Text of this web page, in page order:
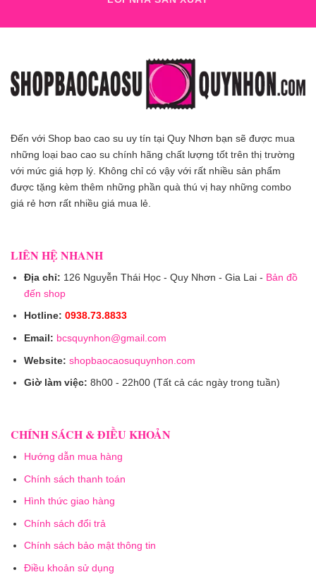
Đến với Shop bao cao su uy tín tại Quy Nhơn bạn sẽ được mua
những loại bao cao su chính hãng chất lượng tốt trên thị trường
với mức giá hợp lý. Không chỉ có vậy với rất nhiều sản phẩm
được tặng kèm thêm những phần quà thú vị hay những combo
giá rẻ hơn rất nhiều giá mua lẻ.
LIÊN HỆ NHANH
Địa chỉ: 126 Nguyễn Thái Học - Quy Nhơn - Gia Lai - Bản đồ
đến shop
Hotline: 0938.73.8833
Email: bcsquynhon@gmail.com
Website: shopbaocaosuquynhon.com
Giờ làm việc: 8h00 - 22h00 (Tất cả các ngày trong tuần)
CHÍNH SÁCH & ĐIỀU KHOẢN
Hướng dẫn mua hàng
Chính sách thanh toán
Hình thức giao hàng
Chính sách đổi trả
Chính sách bảo mật thông tin
Điều khoản sử dụng